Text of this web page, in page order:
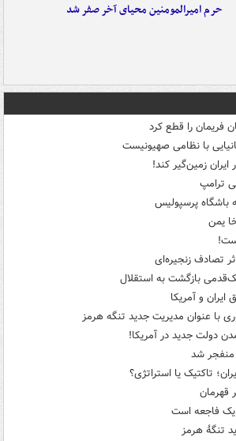
حرم امیرالمومنین محیای آخر صفر شد
فریمان را قطع کرد
با نظامی صهیونیست
ایران زمین‌گیر کند!
ترامپ
باشگاه پرسپولیس
یمن
یک‌قدمی بازگشت به استقلال
ایران و آمریکا
با عنوان مدیریت جدید تنگه هرمز
دولت جدید در آمریکا!
منفجر شد
تاکتیک یا استراتژی؟
قهرمان
یک فاجعه است
تنگۀ هرمز